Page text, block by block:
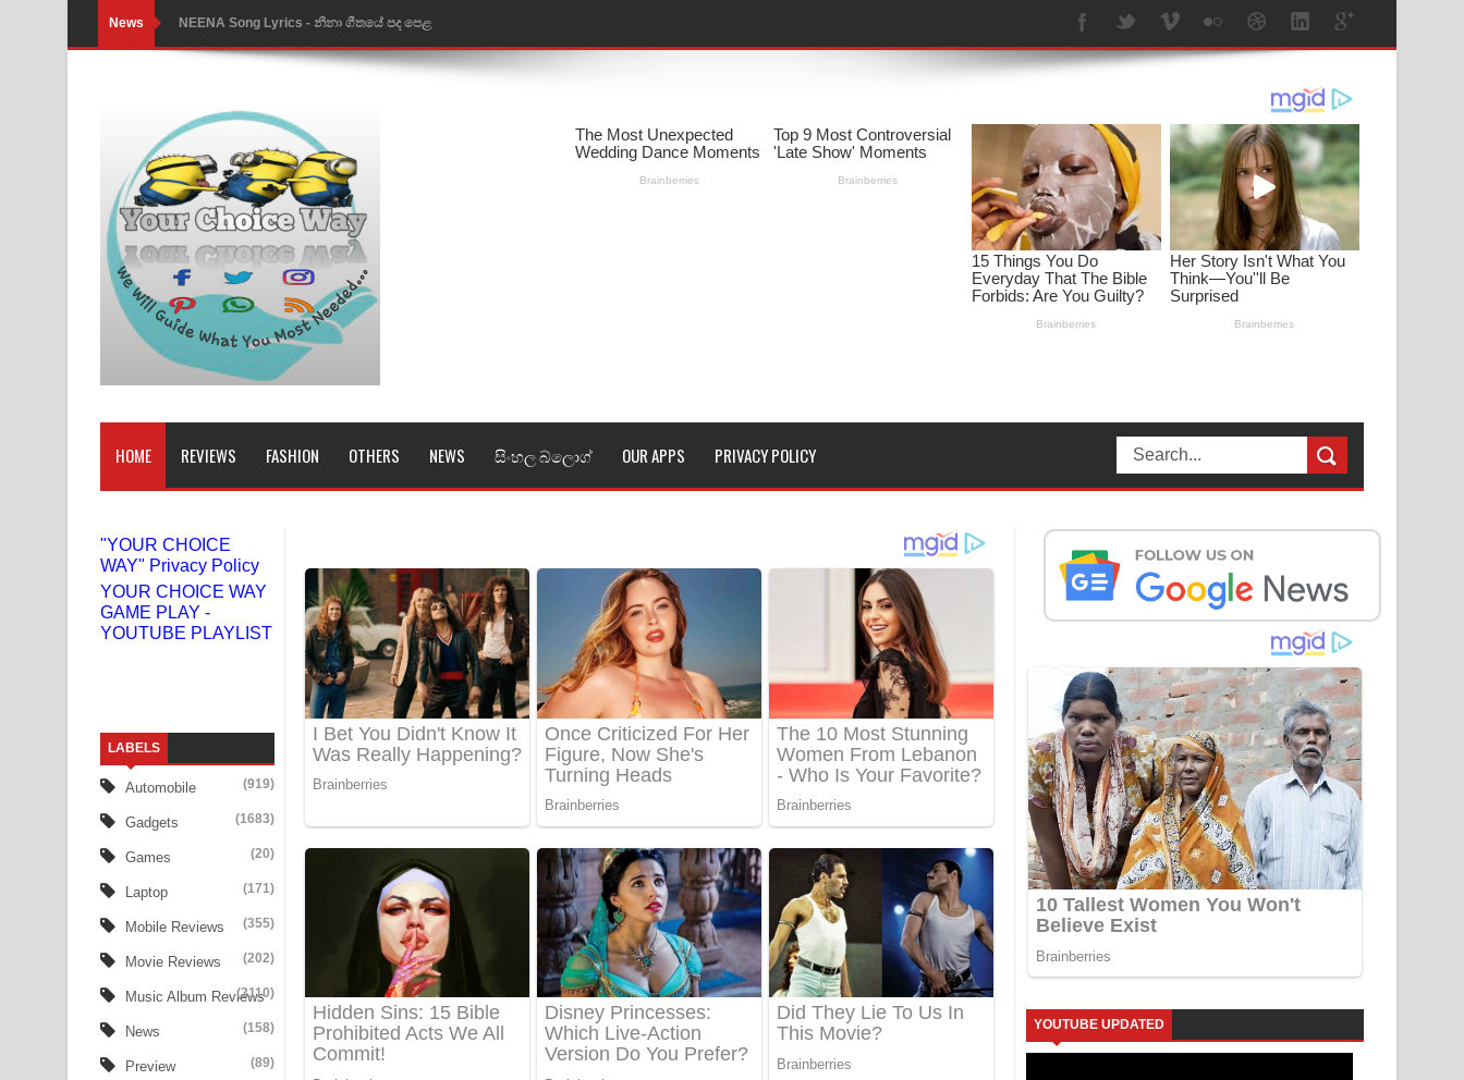
News NEENA Song Lyrics - නීනා ගීතයේ පද පෙළ
Ahimi Wimai Himi Song Lyrics - අහිමි විමයි හිමි ගීතයේ පද පෙළ
Mathaka Parana Song Lyrics - මතක පාරනා ගීතයේ පද පෙළ
Nimnadhen Song Lyrics - නිම්නාදෙන් ගීතයේ පද පෙළ
Obamai Mage Adare Song Lyrics - ඔබමයි මගේ ආදරේ ගීතයේ පද පෙළ
Pansal Gihin Song Lyrics - පන්සල් ගිහිං ගීතයේ පද පෙළ
Ankeliya Song Lyrics - අංකෙළිය ගීතයේ පද පෙළ
DEAR GOD Song Lyrics - ඩියර් ගෝඩ් ගීතයේ පද පෙළ
MANAMALA KATHA Song Lyrics - මනමාල කතා ගීතයේ පද පෙළ
Niwuna Numba Hinda Song Lyrics - නිවුනා නුඹ හින්දා ගීතයේ පද පෙළ
Numba Dun Aadare Song Lyrics - නුඹ දුන් ආදරේ ගීතයේ පද පෙළ
Liyamuda Dan Anagathe Song Lyrics - ලියමුද දැන් අනාගතේ ගීතයේ පද පෙළ
Doni Song Lyrics - දෝණි ගීතයේ පද පෙළ
Benthara Palame Song Lyrics - බෙන්තර පාලමේ ගීතයේ පද පෙළ
Adare Wadi Nisa Song Lyrics - ආදරේ වැඩි නිසා ගීතයේ පද පෙළ
UNUHUMA Song Lyrics - උණුහුම ගීතයේ පද පෙළ
Katakara Song Lyrics - කටකාර ගීතයේ පද පෙළ
Tharu Yaye Dilena Song Lyrics - තරු යායේ දිලෙනා ගීතයේ පද පෙළ
Ow Man Sosa Song Lyrics - ඔව් මං සෝසා ගීතයේ පද පෙළ
HOME REVIEWS FASHION OTHERS NEWS සිංහල බ්ලොග් OUR APPS PRIVACY POLICY
"YOUR CHOICE
WAY" Privacy Policy
YOUR CHOICE WAY
GAME PLAY -
YOUTUBE PLAYLIST
LABELS
Automobile (919)
Gadgets (1683)
Games (20)
Laptop (171)
Mobile Reviews (355)
Movie Reviews (202)
Music Album Reviews
(3110)
News (158)
Preview (89)
YOUTUBE UPDATED